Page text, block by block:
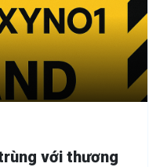
với thương